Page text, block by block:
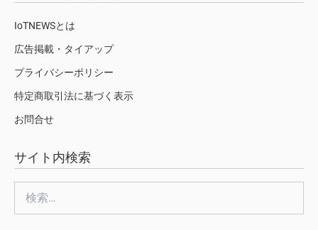
IoTNEWSとは
広告掲載・タイアップ
プライバシーポリシー
特定商取引法に基づく表示
お問合せ
サイト内検索
索: